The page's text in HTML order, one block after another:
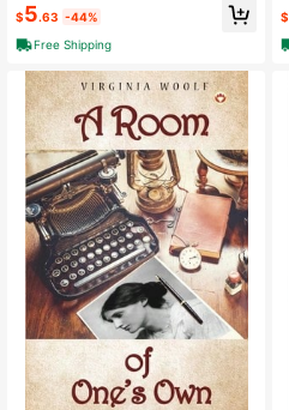
$5.63 -44%
Free Shipping
$